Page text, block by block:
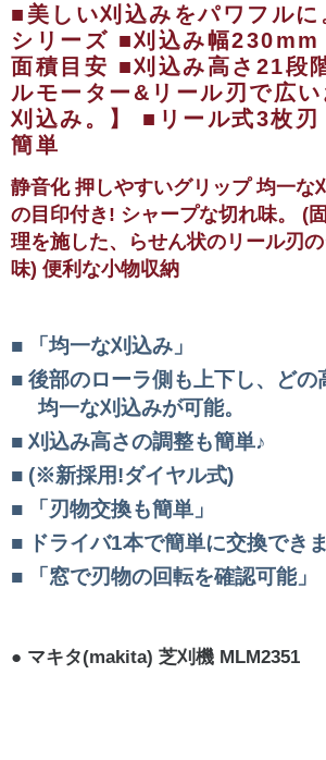
■美しい刈込みをパワフルに
シリーズ ■刈込み幅230mm
面積目安 ■刈込み高さ21段
ルモーター&リール刃で広い
刈込み。】
■リール式3枚
簡単
静音化押しやすいグリップ均一な
の目印付き! シャープな切れ味。
(
理を施した、らせん状のリール刃
味) 便利な小物収納
「均一な刈込み」
後部のローラ側も上下し、どの
均一な刈込みが可能。
刈込み高さの調整も簡単♪
(※新採用!ダイヤル式)
「刃物交換も簡単」
ドライバ1本で簡単に交換できま
「窓で刃物の回転を確認可能」
マキタ(makita) 芝刈機 MLM2351